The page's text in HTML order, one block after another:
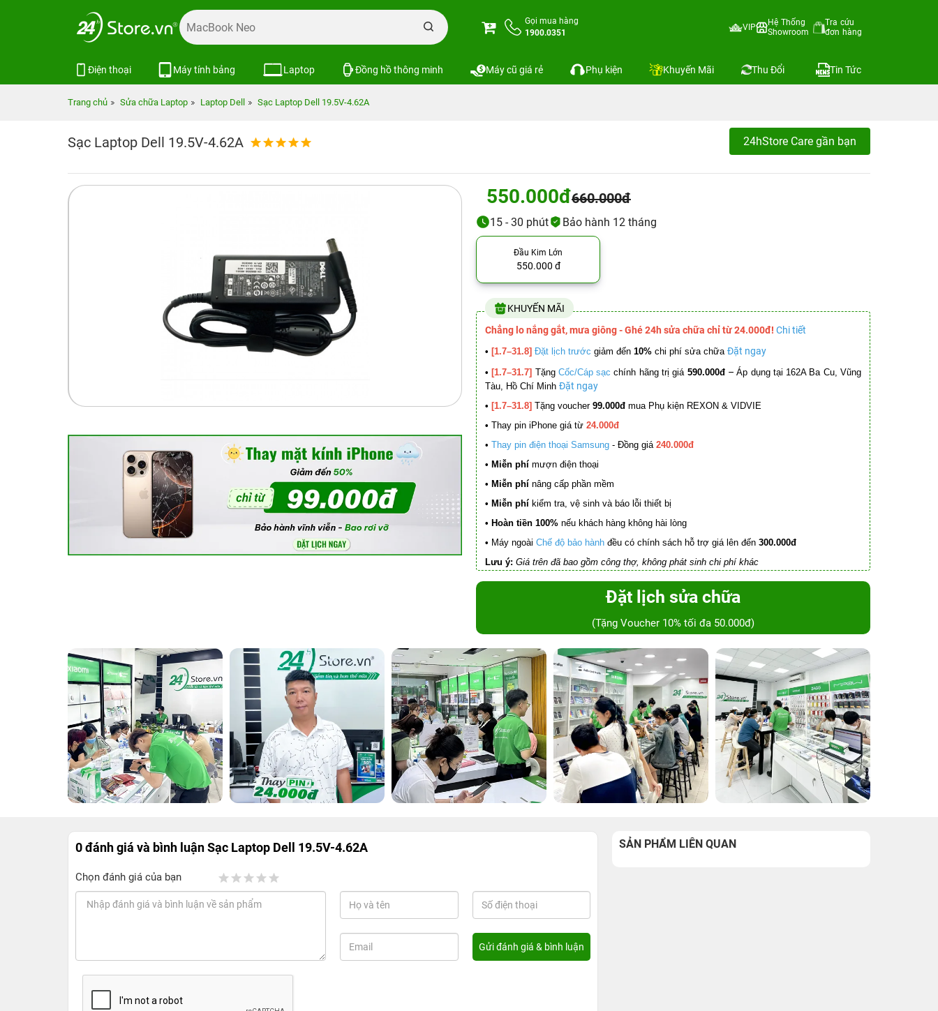
Gọi mua hàng
1900.0351
VIP
Hệ Thống
Showroom
Tra cứu
đơn hàng
Điện thoại Máy tính bảng Laptop Đồng hồ thông minh Máy cũ giá rẻ Phụ kiện Khuyến Mãi Thu Đổi Tin Tức
Trang chủ Sửa chữa Laptop Laptop Dell Sạc Laptop Dell 19.5V-4.62A
Sạc Laptop Dell 19.5V-4.62A 24hStore Care gần bạn
550.000đ660.000đ
15 - 30 phút Bảo hành 12 tháng
Đầu Kim Lớn
550.000 đ
KHUYẾN MÃI
Chẳng lo nắng gắt, mưa giông - Ghé 24h sửa chữa chỉ từ 24.000đ! Chi tiết
• [1.7–31.8] Đặt lịch trước giảm đến 10% chi phí sửa chữa Đặt ngay
• [1.7–31.7] Tặng Cốc/Cáp sạc chính hãng trị giá 590.000đ –Áp dụng tại 162A Ba Cu, Vũng
Tàu, Hồ Chí Minh Đặt ngay
• [1.7–31.8] Tặng voucher 99.000đ mua Phụ kiện REXON & VIDVIE
• Thay pin iPhone giá từ 24.000đ
• Thay pin điện thoại Samsung - Đồng giá 240.000đ
• Miễn phí mượn điện thoại
• Miễn phí nâng cấp phần mềm
• Miễn phí kiểm tra, vệ sinh và báo lỗi thiết bị
• Hoàn tiền 100% nếu khách hàng không hài lòng
• Máy ngoài Chế độ bảo hành đều có chính sách hỗ trợ giá lên đến 300.000đ
Lưu ý: Giá trên đã bao gồm công thợ, không phát sinh chi phí khác
Đặt lịch sửa chữa
(Tặng Voucher 10% tối đa 50.000đ)
0 đánh giá và bình luậnSạc Laptop Dell 19.5V-4.62A
Chọn đánh giá của bạn
SẢN PHẨM LIÊN QUAN